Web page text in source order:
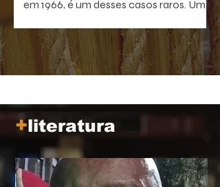
em 1966, é um desses casos raros. Uma
devastadora no que sugere. Um filme
que, quanto mais distante fica no
tempo, mais próximo parece de nós.
+literatura